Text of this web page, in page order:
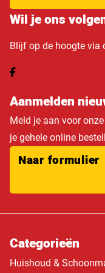
Wil je ons
Blijf op de hoogte via
Aanmelden
Meld je aan voor
je gehele online
Naar formulier
Categorieën
Huishoud &